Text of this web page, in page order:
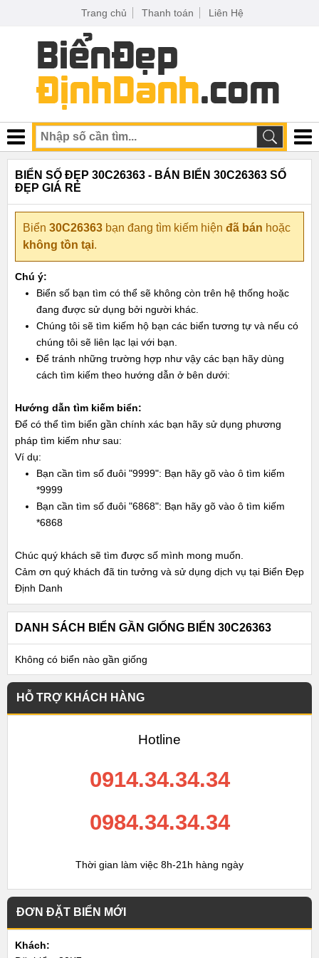
Trang chủ Thanh toán Liên Hệ
BIỂN SỐ ĐẸP 30C26363 - BÁN BIỂN 30C26363 SỐ
ĐẸP GIÁ RẺ
Biển 30C26363 bạn đang tìm kiếm hiện đã bán hoặc
không tồn tại.
Chú ý:
Biển số bạn tìm có thể sẽ không còn trên hệ thống hoặc
đang được sử dụng bởi người khác.
Chúng tôi sẽ tìm kiếm hộ bạn các biển tương tự và nếu có
chúng tôi sẽ liên lạc lại với bạn.
Để tránh những trường hợp như vậy các bạn hãy dùng
cách tìm kiếm theo hướng dẫn ở bên dưới:
Hướng dẫn tìm kiếm biển:
Để có thể tìm biển gần chính xác bạn hãy sử dụng phương
pháp tìm kiếm như sau:
Ví dụ:
Bạn cần tìm số đuôi "9999": Bạn hãy gõ vào ô tìm kiếm
*9999
Bạn cần tìm số đuôi "6868": Bạn hãy gõ vào ô tìm kiếm
*6868
Chúc quý khách sẽ tìm được số mình mong muốn.
Cảm ơn quý khách đã tin tưởng và sử dụng dịch vụ tại Biển Đẹp
Định Danh
DANH SÁCH BIỂN GẦN GIỐNG BIỂN 30C26363
Không có biển nào gần giống
HỖ TRỢ KHÁCH HÀNG
Hotline
0914.34.34.34
0984.34.34.34
Thời gian làm việc 8h-21h hàng ngày
ĐƠN ĐẶT BIỂN MỚI
Khách: